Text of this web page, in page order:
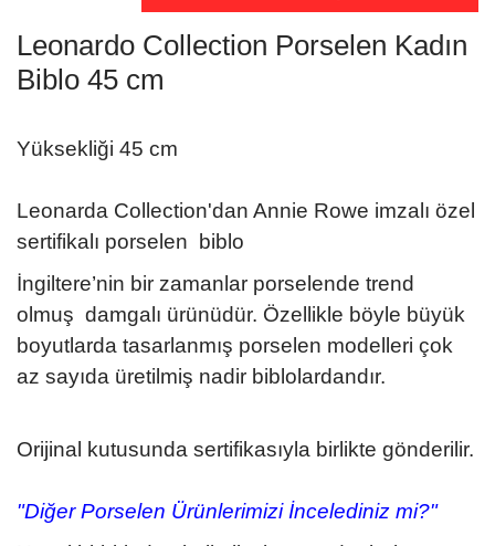
Leonardo Collection Porselen Kadın
Biblo 45 cm
Yüksekliği 45 cm
Leonarda Collection'dan Annie Rowe imzalı özel
sertifikalı porselen biblo
İngiltere’nin bir zamanlar porselende trend
olmuş damgalı ürünüdür. Özellikle böyle büyük
boyutlarda tasarlanmış porselen modelleri çok
az sayıda üretilmiş nadir biblolardandır.
Orijinal kutusunda sertifikasıyla birlikte gönderilir.
"Diğer Porselen Ürünlerimizi İncelediniz mi?"